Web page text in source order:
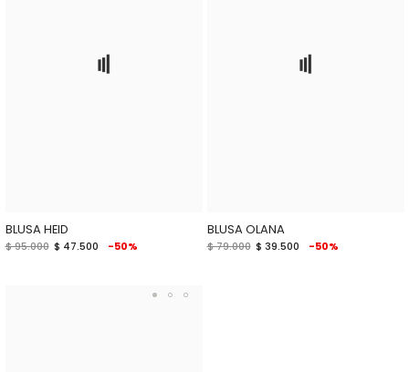
BLUSA HEID
$ 95.000 $ 47.500 -50%
BLUSA OLANA
$ 79.000 $ 39.500 -50%